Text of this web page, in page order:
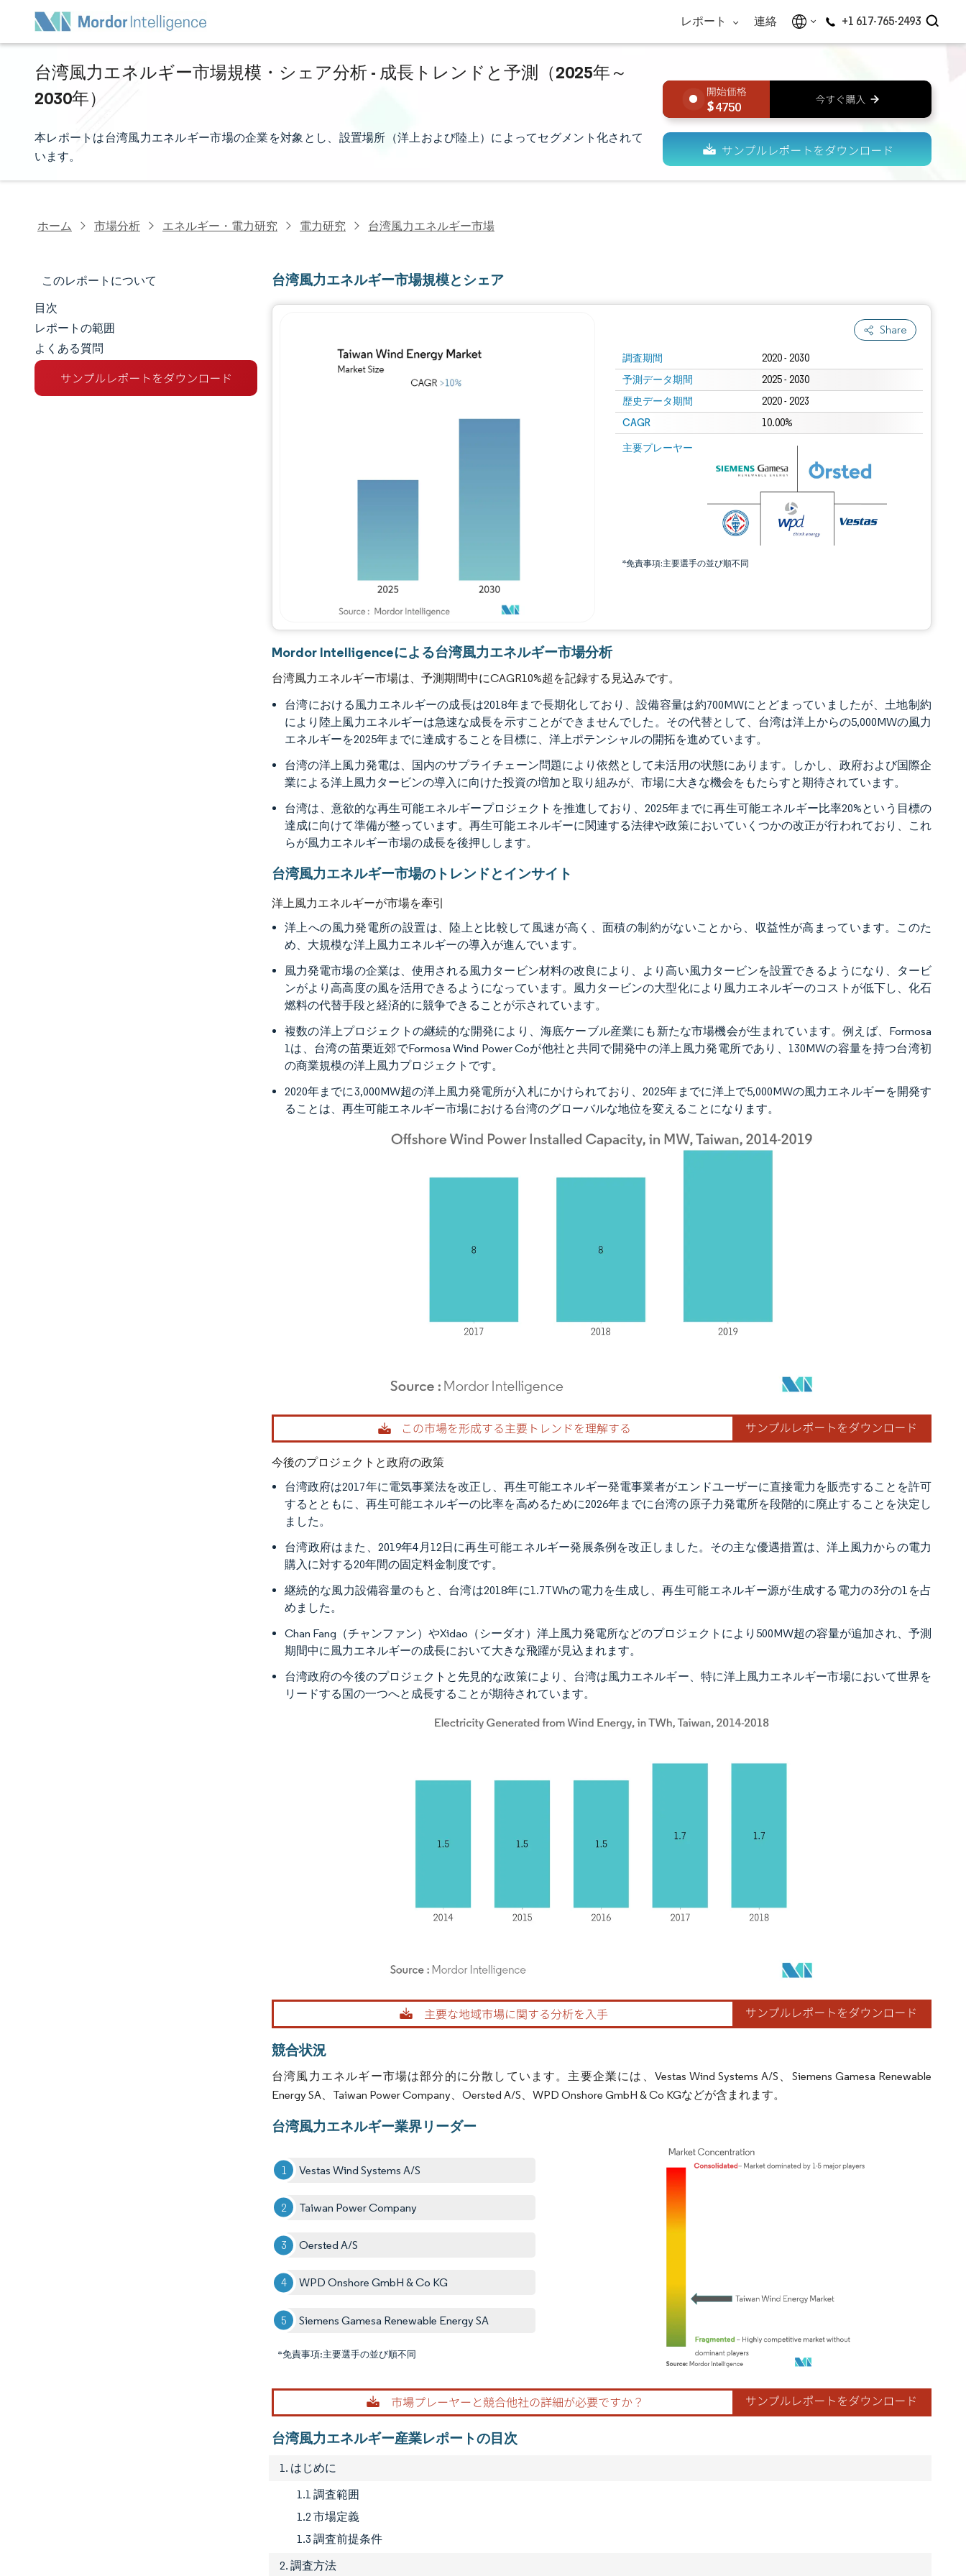
レポート 連絡 +1 617-765-2493
台湾風力エネルギー市場規模・シェア分析 - 成長トレンドと予測（2025年～
2030年）
本レポートは台湾風力エネルギー市場の企業を対象とし、設置場所（洋上および陸上）によってセグメント化されて
います。
4750
ホーム 市場分析 エネルギー・電力研究 電力研究 台湾風力エネルギー市場
このレポートについて
マーケットスナップショット
市場概要
主な市場動向
目次
レポートの範囲
よくある質問
台湾風力エネルギー市場規模とシェア
Share
調査期間 2020 - 2030
予測データ期間 2025 - 2030
歴史データ期間 2020 - 2023
CAGR 10.00%
主要プレーヤー
*免責事項:主要選手の並び順不同
Mordor Intelligenceによる台湾風力エネルギー市場分析
台湾風力エネルギー市場は、予測期間中にCAGR10%超を記録する見込みです。
台湾における風力エネルギーの成長は2018年まで長期化しており、設備容量は約700MWにとどまっていましたが、土地制約
により陸上風力エネルギーは急速な成長を示すことができませんでした。その代替として、台湾は洋上からの5,000MWの風力
エネルギーを2025年までに達成することを目標に、洋上ポテンシャルの開拓を進めています。
台湾の洋上風力発電は、国内のサプライチェーン問題により依然として未活用の状態にあります。しかし、政府および国際企
業による洋上風力タービンの導入に向けた投資の増加と取り組みが、市場に大きな機会をもたらすと期待されています。
台湾は、意欲的な再生可能エネルギープロジェクトを推進しており、2025年までに再生可能エネルギー比率20%という目標の
達成に向けて準備が整っています。再生可能エネルギーに関連する法律や政策においていくつかの改正が行われており、これ
らが風力エネルギー市場の成長を後押しします。
台湾風力エネルギー市場のトレンドとインサイト
洋上風力エネルギーが市場を牽引
洋上への風力発電所の設置は、陸上と比較して風速が高く、面積の制約がないことから、収益性が高まっています。このた
め、大規模な洋上風力エネルギーの導入が進んでいます。
風力発電市場の企業は、使用される風力タービン材料の改良により、より高い風力タービンを設置できるようになり、タービ
ンがより高高度の風を活用できるようになっています。風力タービンの大型化により風力エネルギーのコストが低下し、化石
燃料の代替手段と経済的に競争できることが示されています。
複数の洋上プロジェクトの継続的な開発により、海底ケーブル産業にも新たな市場機会が生まれています。例えば、Formosa
1は、台湾の苗栗近郊でFormosa Wind Power Coが他社と共同で開発中の洋上風力発電所であり、130MWの容量を持つ台湾初
の商業規模の洋上風力プロジェクトです。
2020年までに3,000MW超の洋上風力発電所が入札にかけられており、2025年までに洋上で5,000MWの風力エネルギーを開発す
ることは、再生可能エネルギー市場における台湾のグローバルな地位を変えることになります。
画像 © Mordor Intelligence。再利用にはCC BY 4.0の表示が必要です。
今後のプロジェクトと政府の政策
台湾政府は2017年に電気事業法を改正し、再生可能エネルギー発電事業者がエンドユーザーに直接電力を販売することを許可
するとともに、再生可能エネルギーの比率を高めるために2026年までに台湾の原子力発電所を段階的に廃止することを決定し
ました。
台湾政府はまた、2019年4月12日に再生可能エネルギー発展条例を改正しました。その主な優遇措置は、洋上風力からの電力
購入に対する20年間の固定料金制度です。
継続的な風力設備容量のもと、台湾は2018年に1.7TWhの電力を生成し、再生可能エネルギー源が生成する電力の3分の1を占
めました。
Chan Fang（チャンファン）やXidao（シーダオ）洋上風力発電所などのプロジェクトにより500MW超の容量が追加され、予測
期間中に風力エネルギーの成長において大きな飛躍が見込まれます。
台湾政府の今後のプロジェクトと先見的な政策により、台湾は風力エネルギー、特に洋上風力エネルギー市場において世界を
リードする国の一つへと成長することが期待されています。
画像 © Mordor Intelligence。再利用にはCC BY 4.0の表示が必要です。
競合状況
台湾風力エネルギー市場は部分的に分散しています。主要企業には、Vestas Wind Systems A/S、Siemens Gamesa Renewable
Energy SA、Taiwan Power Company、Oersted A/S、WPD Onshore GmbH & Co KGなどが含まれます。
台湾風力エネルギー業界リーダー
Vestas Wind Systems A/S
Taiwan Power Company
Oersted A/S
WPD Onshore GmbH & Co KG
Siemens Gamesa Renewable Energy SA
*免責事項:主要選手の並び順不同
画像 © Mordor Intelligence。再利用にはCC BY 4.0の表示が必要です。
台湾風力エネルギー産業レポートの目次
1. はじめに
1.1 調査範囲
1.2 市場定義
1.3 調査前提条件
2. 調査方法